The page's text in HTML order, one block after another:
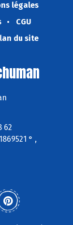
légales
CGU
du site
62
° ,